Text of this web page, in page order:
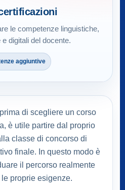
le competenze linguistiche,
digitali del docente.
aggiuntive
prima di scegliere un corso
è utile partire dal proprio
classe di concorso di
finale. In questo modo è
il percorso realmente
proprie esigenze.